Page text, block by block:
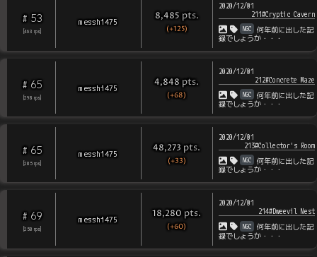
# 53
[463 rps
messhi475 8,485 pts.
(+125)
2020/12/01
211#Cryptic Cavern
NGC
何年前に出した記
録でしょうか・・・
# 65
[298 rps
messhi475 4,848 pts.
(+68)
2020/12/01
212#Concrete Maze
NGC
何年前に出した記
録でしょうか・・・
# 65
[285 rps
messhi475 48,273 pts.
(+33)
2020/12/01
213#Collector's Room
NGC
何年前に出した記
録でしょうか・・・
# 69
[258 rps
messhi475 18,280 pts.
(+60)
2020/12/01
214#Dweevil Nest
NGC
何年前に出した記
録でしょうか・・・